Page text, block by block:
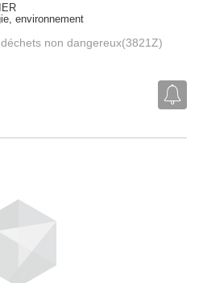
environnement
non dangereux(3821Z)